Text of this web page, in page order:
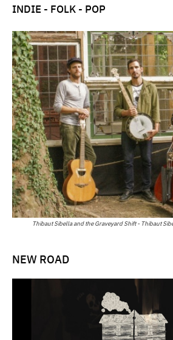
INDIE - FOLK - POP
Thibaut Sibella and the Graveyard Shift - Thibaut
NEW ROAD